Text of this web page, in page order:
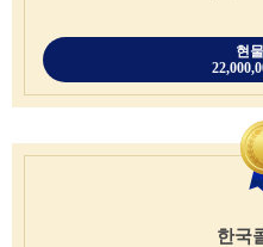
현
한국